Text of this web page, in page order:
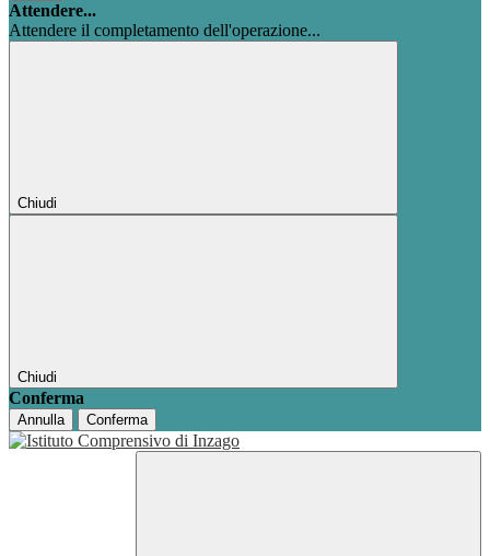
Attendere...
Attendere il completamento dell'operazione...
Chiudi
Chiudi
Conferma
Annulla Conferma